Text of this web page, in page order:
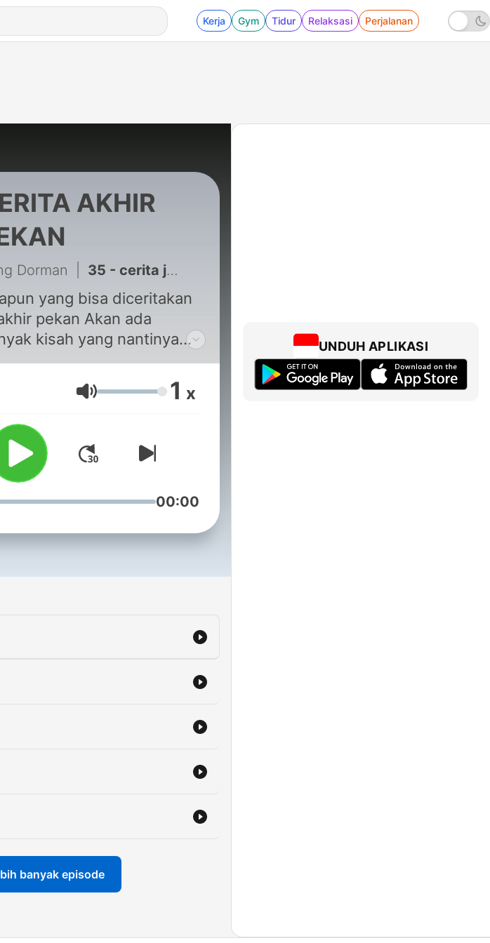
Kerja Gym Tidur Relaksasi Perjalanan
AKHIR
Dorman 35 - cerita jajanan masa kecil
yang bisa diceritakan
pekan Akan ada
kisah yang nantinya
kita bincangkan. Terima
telah Mendengarkan
www.instagram.com/ridhorimln/
kangdorman.byethost6.com/
Volume 1 x
00:00
banyak episode
UNDUH APLIKASI